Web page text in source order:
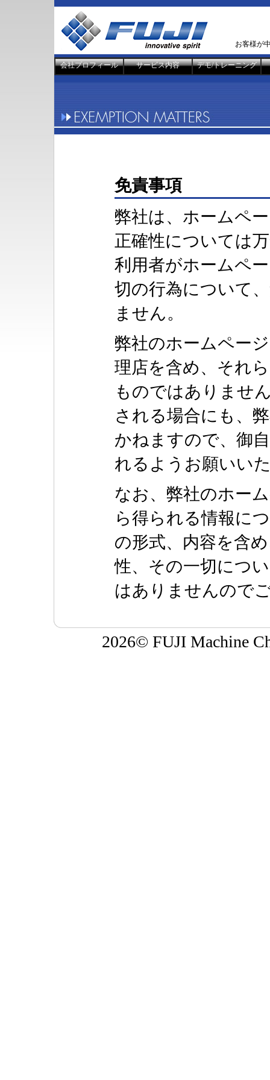
お客様が
会社プロフィール サービス内容 デモ/トレーニング
免責事項
弊社は、ホームペ
正確性については
利用者がホームペ
切の行為について
ません。
弊社のホームペー
理店を含め、それ
ものではありませ
される場合にも、
かねますので、御
れるようお願いい
なお、弊社のホー
ら得られる情報に
の形式、内容を含
性、その一切につ
はありませんので
2026© FUJI Machine